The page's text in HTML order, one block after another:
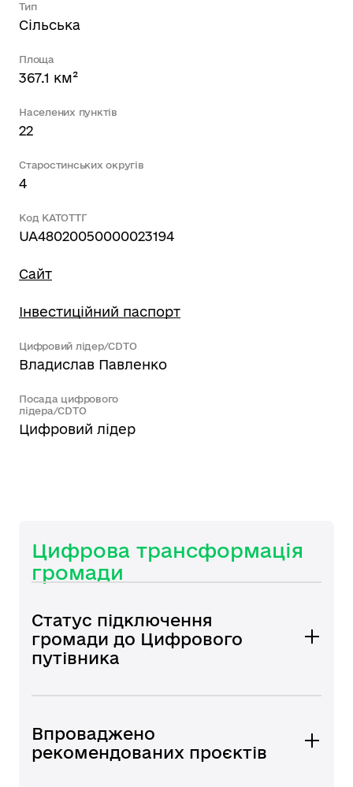
Тип
Сільська
Площа
367.1 км²
Населених пунктів
22
Старостинських округів
4
Код КАТОТТГ
UA48020050000023194
Сайт
Інвестиційний паспорт
Цифровий лідер/CDTO
Владислав Павленко
Посада цифрового
лідера/CDTO
Цифровий лідер
Цифрова трансформація
громади
Статус підключення
громади до Цифрового
путівника
Впроваджено
рекомендованих проєктів